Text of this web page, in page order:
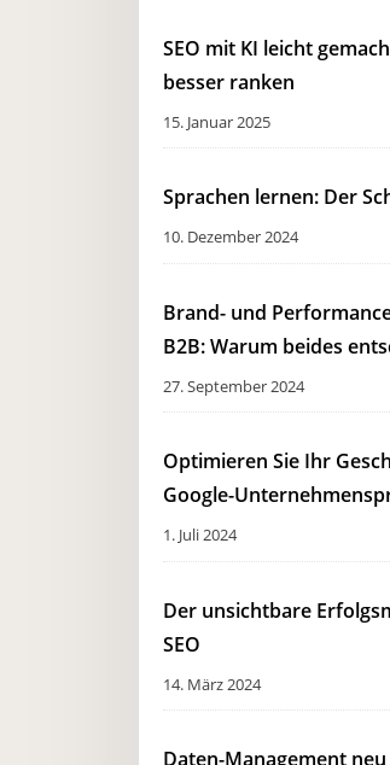
SEO mit KI leicht
besser ranken
15. Januar 2025
Sprachen lernen: Der
10. Dezember 2024
Brand- und
B2B: Warum beides
27. September 2024
Optimieren Sie Ihr
Google-
1. Juli 2024
Der unsichtbare
SEO
14. März 2024
Daten-Management